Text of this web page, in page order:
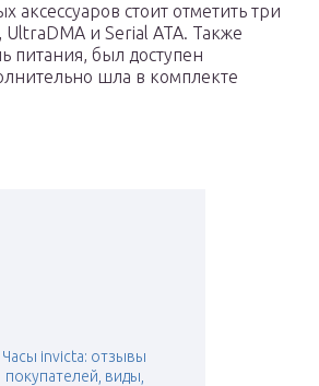
аксессуаров стоит отметить три
и Serial ATA. Также
питания, был доступен
шла в комплекте
Часы invicta: отзывы
покупателей, виды,